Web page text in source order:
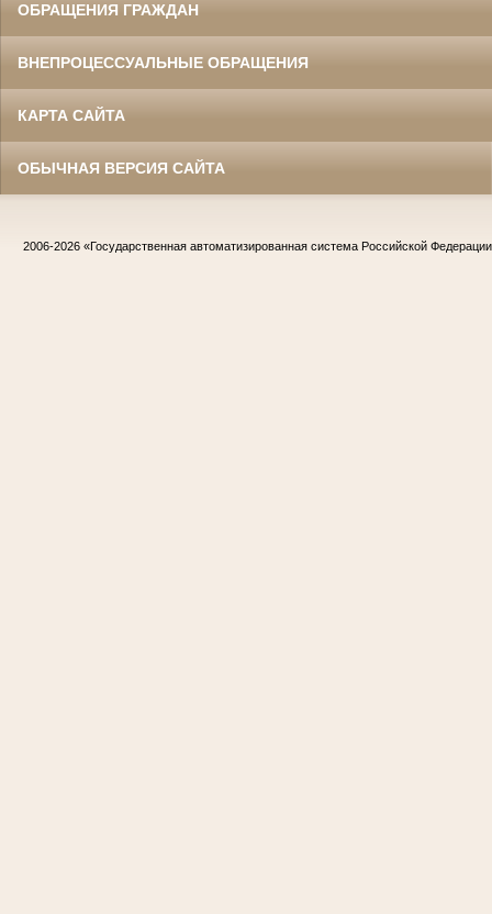
ОБРАЩЕНИЯ ГРАЖДАН
ВНЕПРОЦЕССУАЛЬНЫЕ ОБРАЩЕНИЯ
КАРТА САЙТА
ОБЫЧНАЯ ВЕРСИЯ САЙТА
2006-2026 «Государственная автоматизированная система Российской